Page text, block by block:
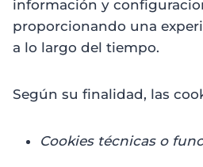
información y
proporcionando una
a lo largo del tiempo.
Según su finalidad, las
Cookies técnicas o